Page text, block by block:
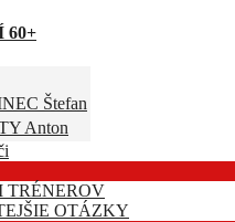
60+
Štefan
Anton
TRÉNEROV
OTÁZKY